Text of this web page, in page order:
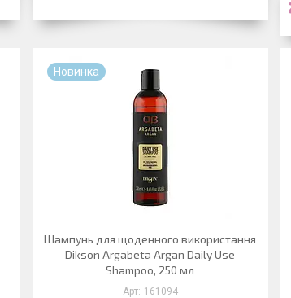
Новинка
Шампунь для щоденного використання
Dikson Argabeta Argan Daily Use
Shampoo, 250 мл
161094